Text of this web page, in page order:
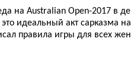
на Australian Open-2017 в де
идеальный акт сарказма на
правила игры для всех жен